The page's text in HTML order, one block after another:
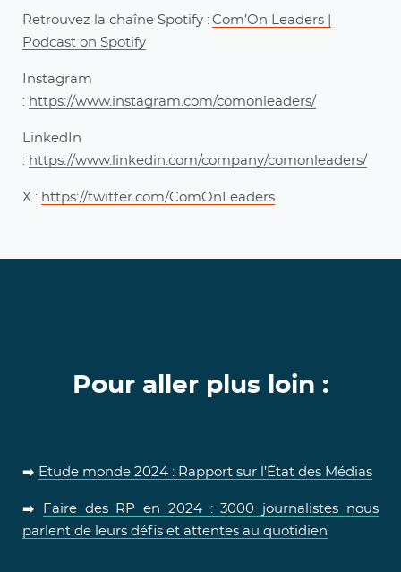
Retrouvez la chaîne Spotify : Com’On Leaders |
Podcast on Spotify
Instagram
: https://www.instagram.com/comonleaders/
LinkedIn
: https://www.linkedin.com/company/comonleaders/
X : https://twitter.com/ComOnLeaders
Pour aller plus loin :
➡️ Etude monde 2024 : Rapport sur l’État des Médias
➡️
Faire des RP en 2024 : 3000 journalistes nous
parlent de leurs défis et attentes au quotidien